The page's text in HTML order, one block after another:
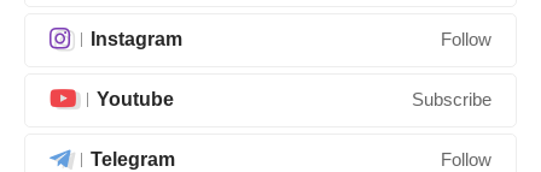
Instagram Follow
Youtube Subscribe
Telegram Follow